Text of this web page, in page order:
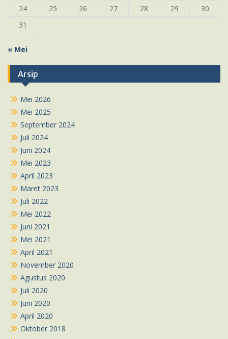
24
25 26 27 28 29
30
31
« Mei
Arsip
Mei 2026
Mei 2025
September 2024
Juli 2024
Juni 2024
Mei 2023
April 2023
Maret 2023
Juli 2022
Mei 2022
Juni 2021
Mei 2021
April 2021
November 2020
Agustus 2020
Juli 2020
Juni 2020
April 2020
Oktober 2018